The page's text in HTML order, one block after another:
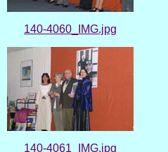
140-4060_IMG.jpg
140-4061_IMG.jpg